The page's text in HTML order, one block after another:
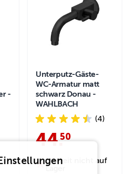
-
Unterputz-Gäste-
WC-Armatur matt
schwarz Donau -
WAHLBACH
(4)
44.50
Derzeit nicht auf
Lager